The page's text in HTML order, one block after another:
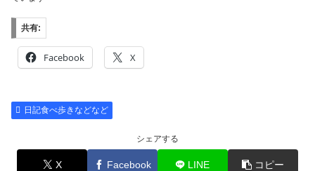
共有:
Facebook X
日記食べ歩きなどなど
シェアする
X Facebook LINE コピー